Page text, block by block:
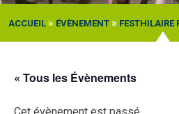
ACCUEIL » ÉVÈNEMENT » FESTHILAIRE
« Tous les Évènements